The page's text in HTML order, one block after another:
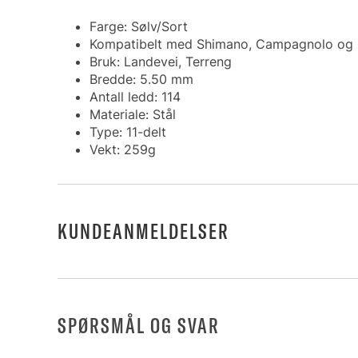
Farge: Sølv/Sort
Kompatibelt med Shimano, Campagnolo og
Bruk: Landevei, Terreng
Bredde: 5.50 mm
Antall ledd: 114
Materiale: Stål
Type: 11-delt
Vekt: 259g
KUNDEANMELDELSER
SPØRSMÅL OG SVAR